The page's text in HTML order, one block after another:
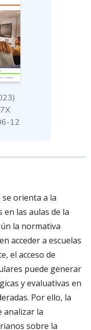
12
orienta a la
las aulas de la
la normativa
acceder a escuelas
el acceso de
puede generar
y evaluativas en
Por ello, la
analizar la
sobre la